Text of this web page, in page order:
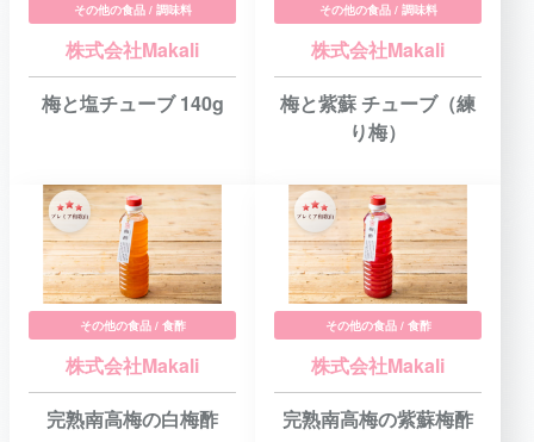
その他の食品 / 調味料
株式会社Makali
梅と塩チューブ 140g
その他の食品 / 調味料
株式会社Makali
梅と紫蘇 チューブ（練
り梅）
その他の食品 / 食酢
株式会社Makali
完熟南高梅の白梅酢
その他の食品 / 食酢
株式会社Makali
完熟南高梅の紫蘇梅酢